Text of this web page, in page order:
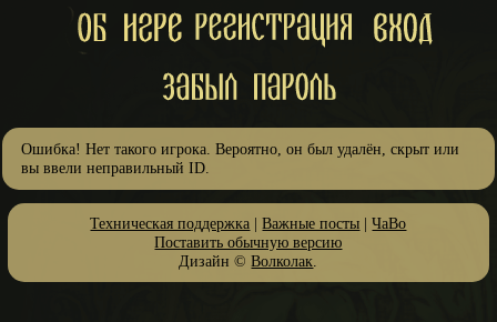
Ошибка! Нет такого игрока. Вероятно, он был удалён, скрыт или
вы ввели неправильный ID.
Техническая поддержка |Важные посты |ЧаВо
Поставить обычную версию
Дизайн ©Волколак